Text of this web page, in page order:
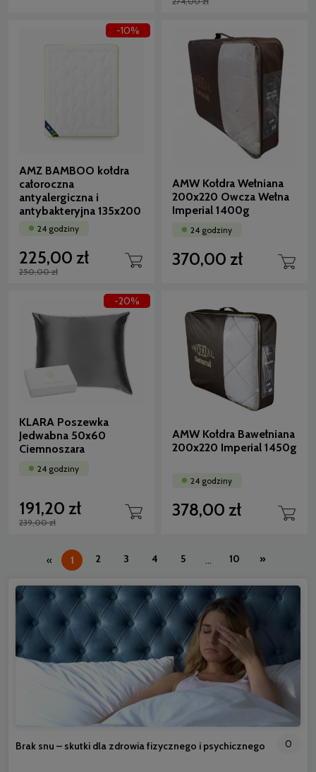
AMZ BAMBOO kołdra
całoroczna
antyalergiczna i
antybakteryjna 135x200
24 godziny
225,00 zł
250,00 zł
-10%
AMW Kołdra Wełniana
200x220 Owcza Wełna
Imperial 1400g
24 godziny
370,00 zł
KLARA Poszewka
Jedwabna 50x60
Ciemnoszara
24 godziny
191,20 zł
239,00 zł
-20%
AMW Kołdra Bawełniana
200x220 Imperial 1450g
24 godziny
378,00 zł
« 1 2 3 4 5 ... 10 »
Brak snu – skutki dla zdrowia fizycznego i psychicznego 0